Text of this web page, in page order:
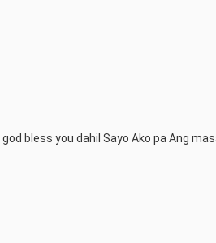
bless you dahil Sayo Ako pa Ang